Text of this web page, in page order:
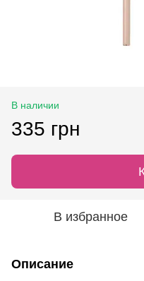
В наличии
335 грн
В избранное
Описание